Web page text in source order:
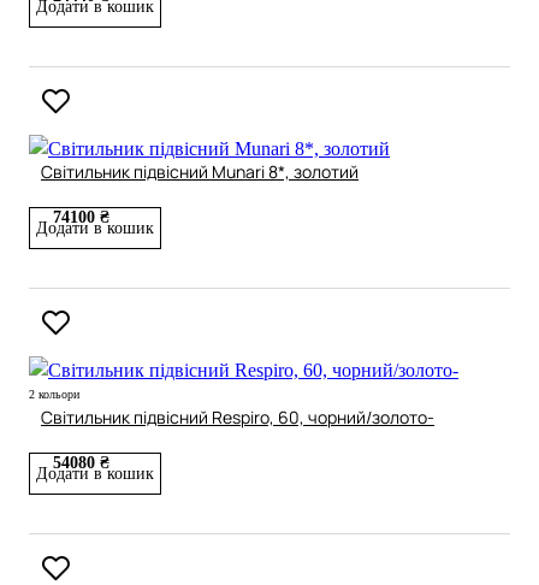
Додати в кошик
Світильник підвісний Munari 8*, золотий
74100 ₴
Додати в кошик
2 кольори
Світильник підвісний Respiro, 60, чорний/золото-
54080 ₴
Додати в кошик